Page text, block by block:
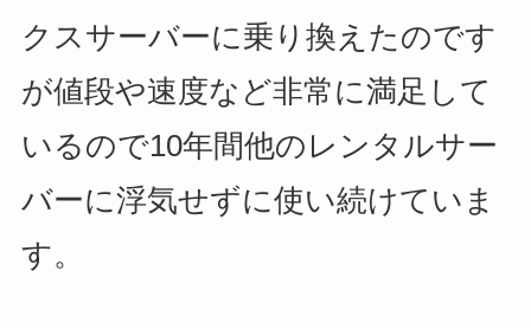
クスサーバーに乗り換えたのです
が値段や速度など非常に満足して
いるので10年間他のレンタルサー
バーに浮気せずに使い続けていま
す。